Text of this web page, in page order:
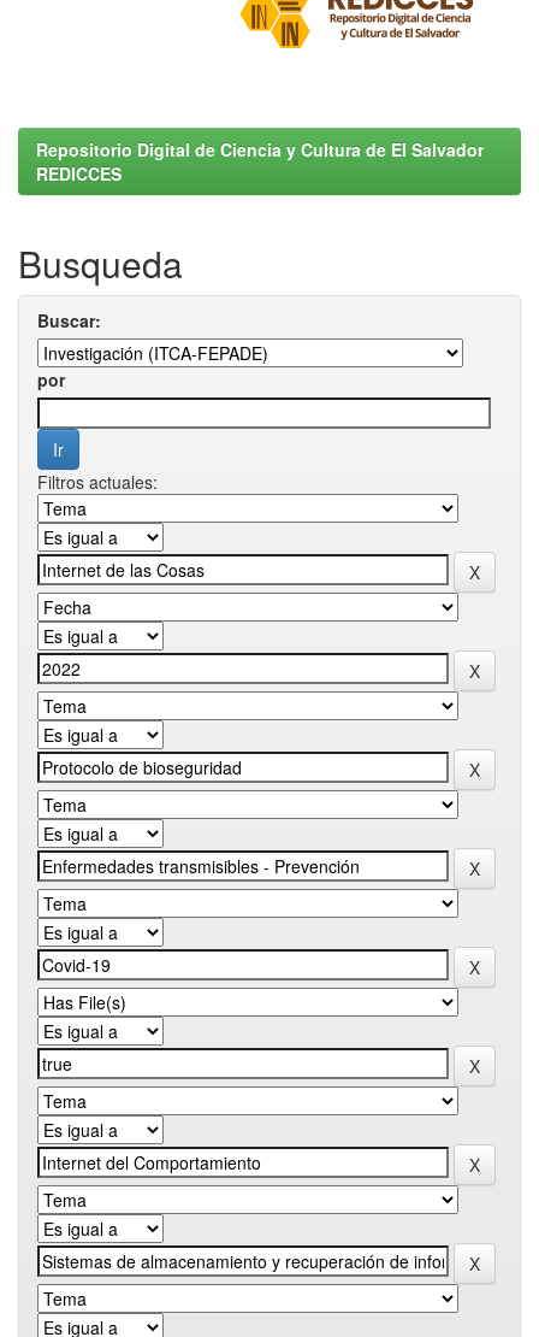
Repositorio Digital de Ciencia y Cultura de El Salvador
REDICCES
Busqueda
Buscar:
por
Filtros actuales: